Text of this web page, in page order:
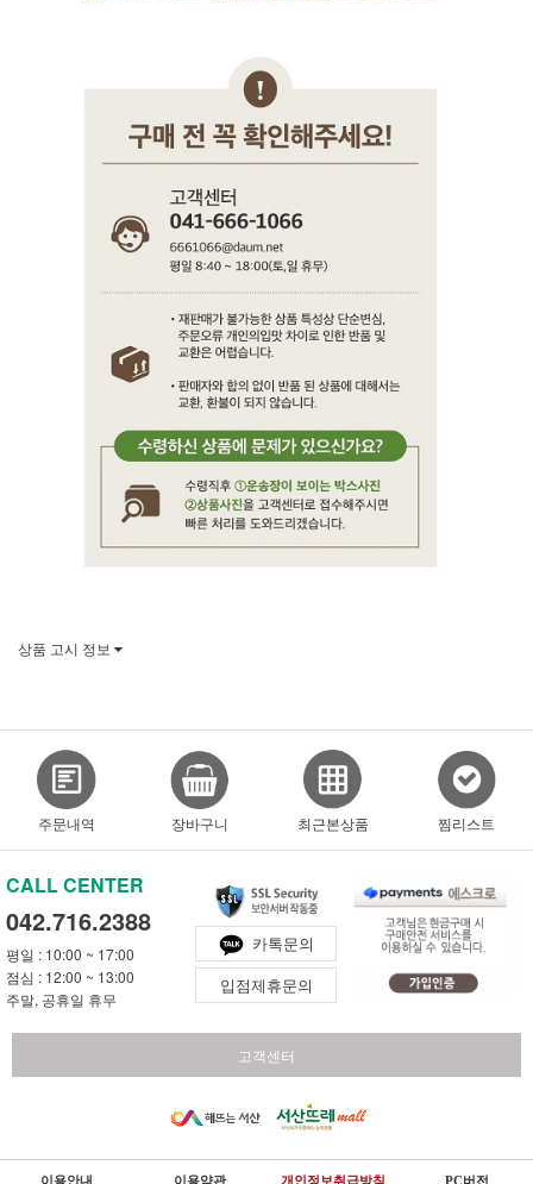
상품 고시 정보
주문내역 장바구니 최근본상품 찜리스트
CALL CENTER
042.716.2388
평일 : 10:00 ~ 17:00
점심 : 12:00 ~ 13:00
주말, 공휴일 휴무
카톡문의
입점제휴문의
고객센터
이용안내 이용약관 개인정보취급방침 PC버전